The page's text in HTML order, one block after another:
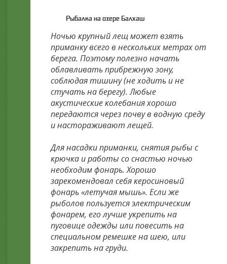
Рыбалка на озере Балхаш
Ночью крупный лещ может взять
приманку всего в нескольких метрах от
берега. Поэтому полезно начать
облавливать прибрежную зону,
соблюдая тишину (не ходить и не
стучать на берегу). Любые
акустические колебания хорошо
передаются через почву в водную среду
и настораживают лещей.
Для насадки приманки, снятия рыбы с
крючка и работы со снастью ночью
необходим фонарь. Хорошо
зарекомендовал себя керосиновый
фонарь «летучая мышь». Если же
рыболов пользуется электрическим
фонарем, его лучше укрепить на
пуговице одежды или повесить на
специальном ремешке на шею, или
закрепить на груди.